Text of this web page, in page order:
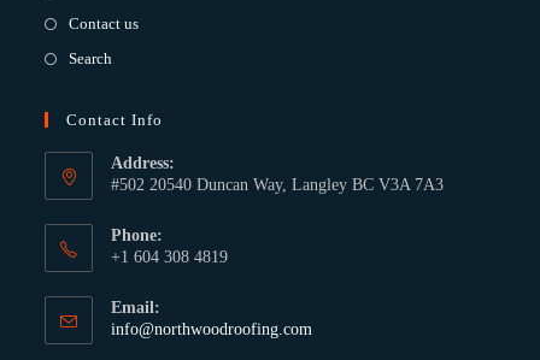
Contact us
Search
Contact Info
Address:
#502 20540 Duncan Way, Langley BC V3A 7A3
Phone:
+1 604 308 4819
Email:
info@northwoodroofing.com